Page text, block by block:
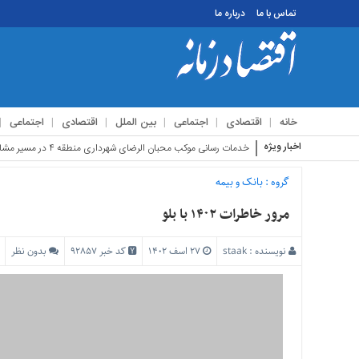
تماس با ما درباره ما
خانه اقتصادی اجتماعی بین الملل اقتصادی اجتماعی
تماس
ما
درباره
اخبار ویژه استقبال زائرین اربع
گروه :بانک و بیمه
مرور خاطرات ۱۴۰۲ با بلو
نویسنده :staak کد خبر 92857 بدون نظر